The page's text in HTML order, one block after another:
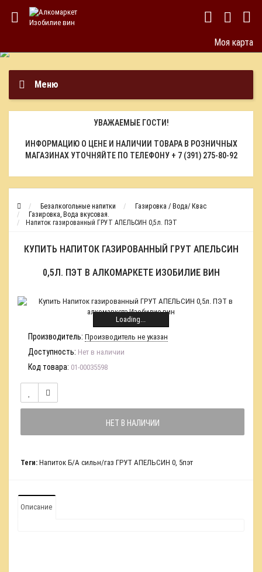
Моя карта
Меню
УВАЖАЕМЫЕ ГОСТИ!
ИНФОРМАЦИЮ О ЦЕНЕ И НАЛИЧИИ ТОВАРА В РОЗНИЧНЫХ
МАГАЗИНАХ УТОЧНЯЙТЕ ПО ТЕЛЕФОНУ + 7 (391) 275-80-92
Безалкогольные напитки
Газировка / Вода/ Квас
Газировка, Вода вкусовая.
Напиток газированный ГРУТ АПЕЛЬСИН 0,5л. ПЭТ
КУПИТЬ НАПИТОК ГАЗИРОВАННЫЙ ГРУТ АПЕЛЬСИН
0,5Л. ПЭТ В АЛКОМАРКЕТЕ ИЗОБИЛИЕ ВИН
Loading...
Производитель: Производитель не указан
Доступность: Нет в наличии
Код товара: 01-00035598
НЕТ В НАЛИЧИИ
Теги: Напиток Б/А сильн/газ ГРУТ АПЕЛЬСИН 0, 5пэт
Описание